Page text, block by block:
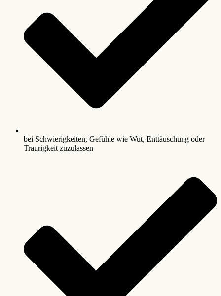
bei Schwierigkeiten, Gefühle wie Wut, Enttäuschung oder
Traurigkeit zuzulassen